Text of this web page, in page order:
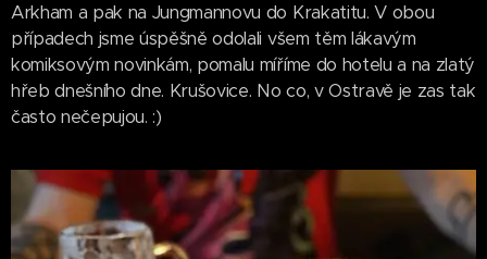
Arkham a pak na Jungmannovu do Krakatitu. V obou
případech jsme úspěšně odolali všem těm lákavým
komiksovým novinkám, pomalu míříme do hotelu a na zlatý
hřeb dnešního dne. Krušovice. No co, v Ostravě je zas tak
často nečepujou. :)